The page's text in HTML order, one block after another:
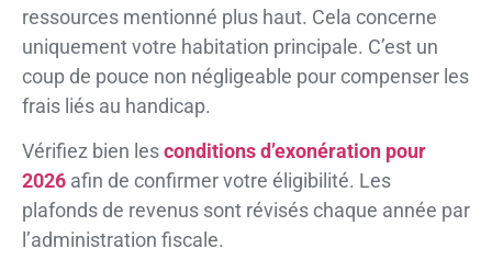
ressources mentionné plus haut. Cela concerne
uniquement votre habitation principale. C’est un
coup de pouce non négligeable pour compenser les
frais liés au handicap.
Vérifiez bien lesconditions d’exonération pour
2026 afin de confirmer votre éligibilité. Les
plafonds de revenus sont révisés chaque année par
l’administration fiscale.